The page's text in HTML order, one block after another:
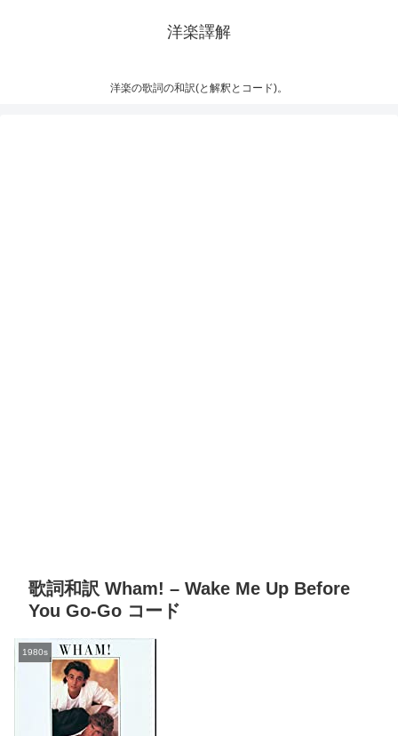
洋楽譯解
洋楽の歌詞の和訳(と解釈とコード)。
歌詞和訳 Wham! – Wake Me Up Before
You Go-Go コード
1980s